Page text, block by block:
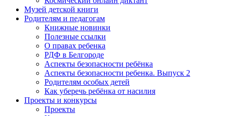
Музей детской книги
Родителям и педагогам
Книжные новинки
Полезные ссылки
О правах ребенка
РДФ в Белгороде
Аспекты безопасности ребёнка
Аспекты безопасности ребенка. Выпуск 2
Родителям особых детей
Как уберечь ребёнка от насилия
Проекты и конкурсы
Проекты